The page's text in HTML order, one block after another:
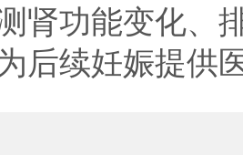
肾功能变化、
后续妊娠提供